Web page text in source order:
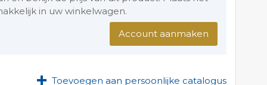
in uw winkelwagen.
Account aanmaken
Toevoegen aan persoonlijke catalogus